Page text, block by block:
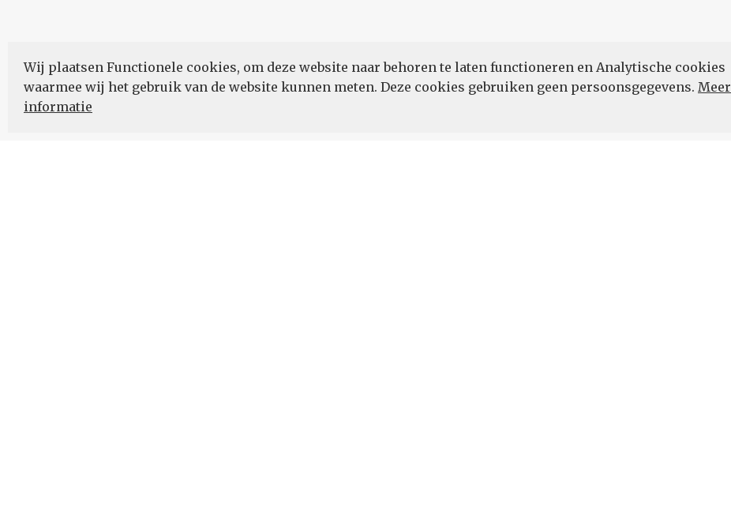
Wij plaatsen Functionele cookies, om deze website naar behoren te laten functioneren en Analytische cookies
waarmee wij het gebruik van de website kunnen meten. Deze cookies gebruiken geen persoonsgegevens. Meer
informatie
POWERED BY